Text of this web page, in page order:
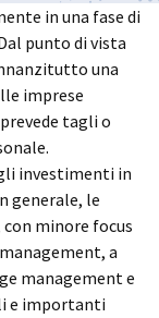
in una fase di
punto di vista
una
imprese
tagli o
investimenti in
generale, le
minore focus
a
management e
e importanti